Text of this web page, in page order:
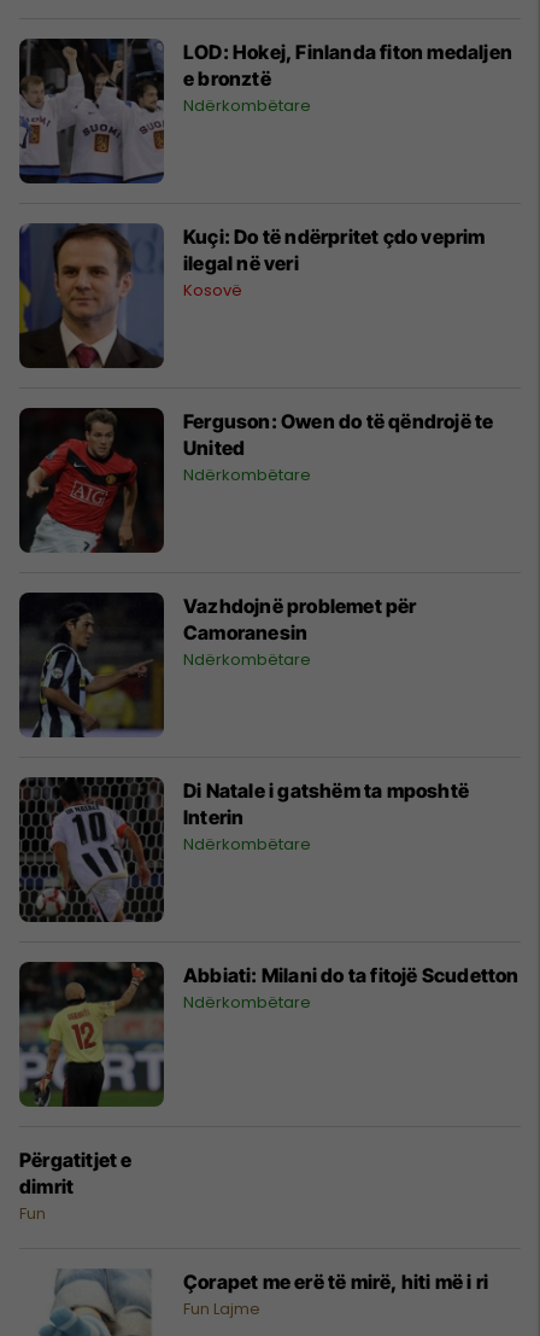
LOD: Hokej, Finlanda fiton medaljen
e bronztë
Ndërkombëtare
Kuçi: Do të ndërpritet çdo veprim
ilegal në veri
Kosovë
Ferguson: Owen do të qëndrojë te
United
Ndërkombëtare
Vazhdojnë problemet për
Camoranesin
Ndërkombëtare
Di Natale i gatshëm ta mposhtë
Interin
Ndërkombëtare
Abbiati: Milani do ta fitojë Scudetton
Ndërkombëtare
Përgatitjet e
dimrit
Fun
Çorapet me erë të mirë, hiti më i ri
Fun Lajme